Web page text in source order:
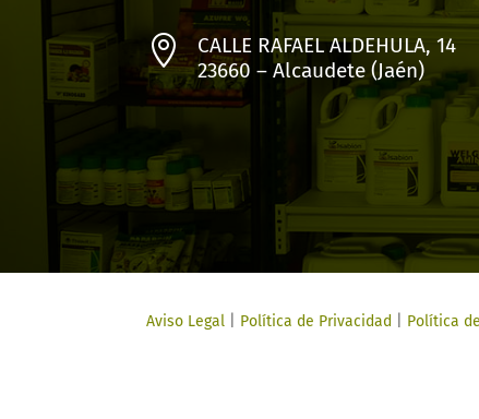

CALLE RAFAEL ALDEHULA, 14
23660 – Alcaudete (Jaén)
Aviso Legal Política de Privacidad Política